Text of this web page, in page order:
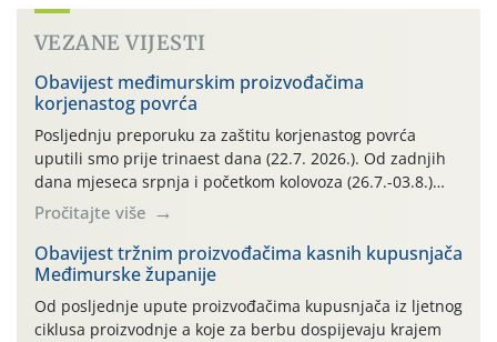
VEZANE VIJESTI
Obavijest međimurskim proizvođačima
korjenastog povrća
Posljednju preporuku za zaštitu korjenastog povrća
uputili smo prije trinaest dana (22.7. 2026.). Od zadnjih
dana mjeseca srpnja i početkom kolovoza (26.7.-03.8.)
traje izuzetno nepovoljno meteorološko razdoblje za rast
i razvoj korjenastog povrća: najviše dnevne temperature
zraka zadnjih su devet dana u rasponu 30,7°-38,0°C!
Drugi ovogodišnji “toplinski udar” naročito je izražen
zadnja četiri dana (31.7.-03.8.), […]
Pročitajte više
Obavijest tržnim proizvođačima kasnih kupusnjača
Međimurske županije
Od posljednje upute proizvođačima kupusnjača iz ljetnog
ciklusa proizvodnje a koje za berbu dospijevaju krajem